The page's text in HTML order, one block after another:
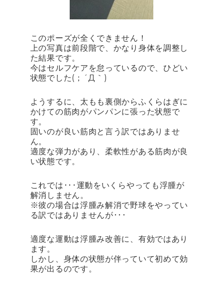
このポーズが全くできません！
上の写真は前段階で、かなり身体を調整し
た結果です。
今はセルフケアを怠っているので、ひどい
状態でした(；´Д｀)
ようするに、太もも裏側からふくらはぎに
かけての筋肉がパンパンに張った状態で
す。
固いのが良い筋肉と言う訳ではありませ
ん。
適度な弾力があり、柔軟性がある筋肉が良
い状態です。
これでは･･･運動をいくらやっても浮腫が
解消しません。
※彼の場合は浮腫み解消で野球をやってい
る訳ではありませんが･･･
適度な運動は浮腫み改善に、有効ではあり
ます。
しかし、身体の状態が伴っていて初めて効
果が出るのです。